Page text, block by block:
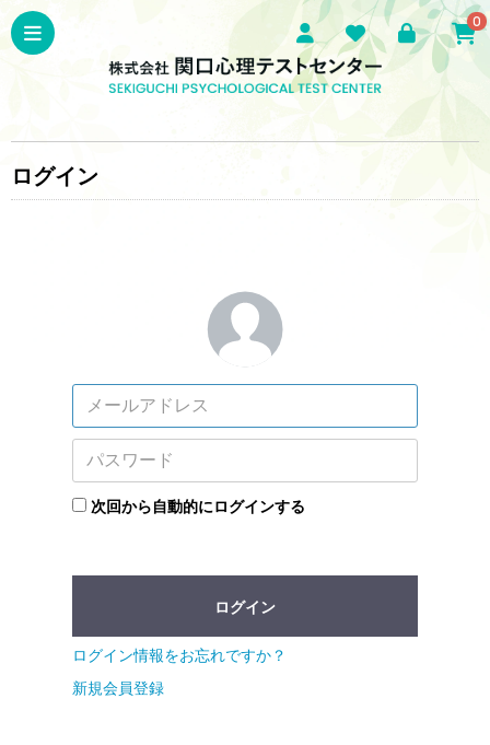
0
ログイン
次回から自動的にログインする
ログイン
ログイン情報をお忘れですか？
新規会員登録